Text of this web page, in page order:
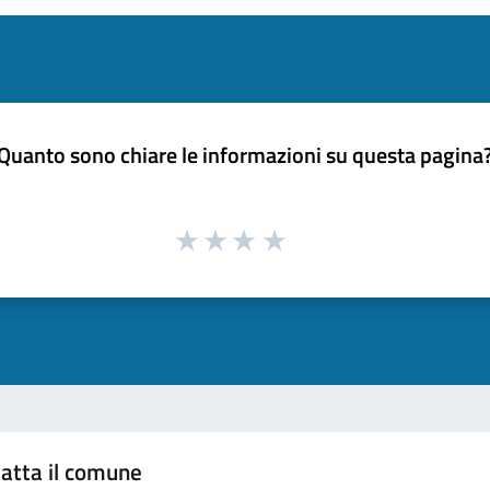
sono chiare le informazioni su questa
il comune